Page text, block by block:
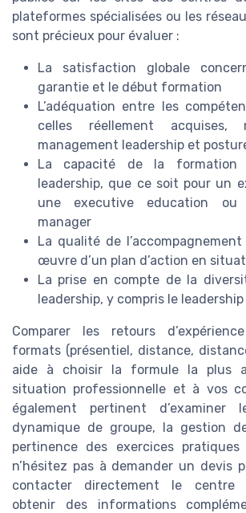
plateformes spécialisées ou les
sont précieux pour évaluer :
La satisfaction globale
garantie et le début formation
L’adéquation entre les
celles réellement acquises,
management leadership et
La capacité de la
leadership, que ce soit pour un
une executive education ou
manager
La qualité de
œuvre d’un plan d’action en
La prise en compte de la
leadership, y compris le
Comparer les retours
formats (présentiel, distance,
aide à choisir la formule la plus
situation professionnelle et à vos
également pertinent
dynamique de groupe, la gestion
pertinence des exercices pratiques
n’hésitez pas à demander un devis
contacter directement le centre
obtenir des informations